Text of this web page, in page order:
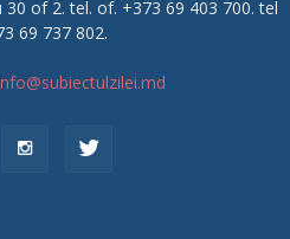
30 of 2. tel. of. +373 69 403 700. tel
69 737 802.